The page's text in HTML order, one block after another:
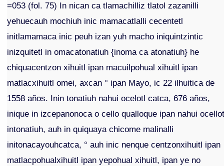
=053 (fol. 75) In nican ca tlamachilliz tlatol zazanilli
yehuecauh mochiuh inic mamacatlalli cecentetl
initlamamaca inic peuh izan yuh macho iniquintzintic
inizquitetl in omacatonatiuh {inoma ca atonatiuh} he
chiquacentzon xihuitl ipan macuilpohual xihuitl ipan
matlacxihuitl omei, axcan ° ipan Mayo, ic 22 ilhuitica de
1558 años. Inin tonatiuh nahui ocelotl catca, 676 años,
inique in izcepanonoca o cello qualloque ipan nahui
intonatiuh, auh in quiquaya chicome malinalli
initonacayouhcatca, ° auh inic nenque centzonxihuitl ipan
matlacpohualxihuitl ipan yepohual xihuitl, ipan ye no